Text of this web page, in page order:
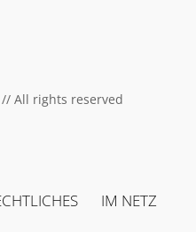
All rights reserved
IM NETZ